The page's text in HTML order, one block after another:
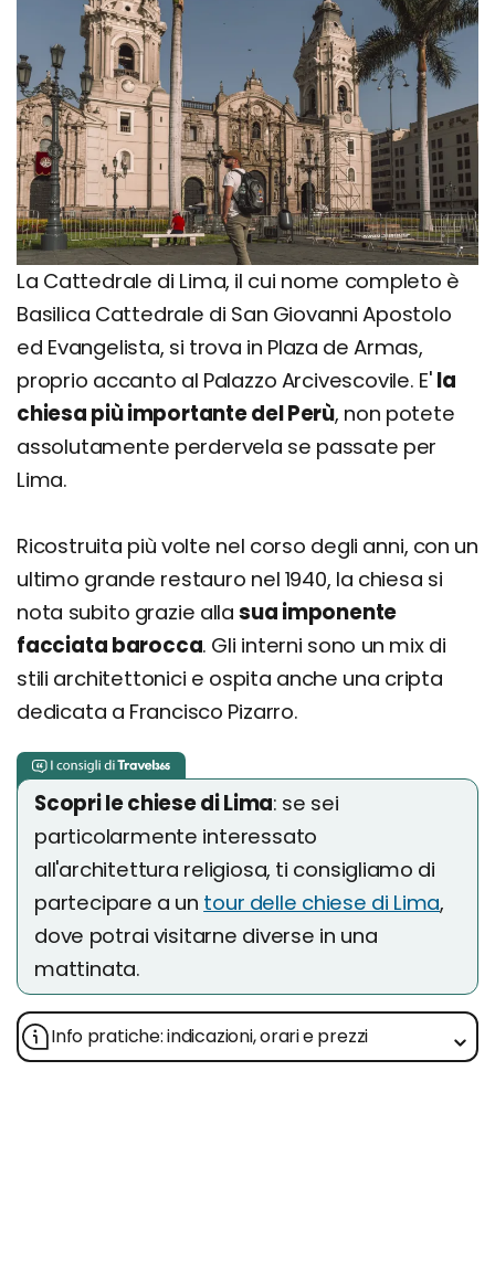
La Cattedrale di Lima, il cui nome completo è
Basilica Cattedrale di San Giovanni Apostolo
ed Evangelista, si trova in Plaza de Armas,
proprio accanto al Palazzo Arcivescovile. E' la
chiesa più importante del Perù, non potete
assolutamente perdervela se passate per
Lima.
Ricostruita più volte nel corso degli anni, con un
ultimo grande restauro nel 1940, la chiesa si
nota subito grazie allasua imponente
facciata barocca. Gli interni sono un mix di
stili architettonici e ospita anche una cripta
dedicata a Francisco Pizarro.
Scopri le chiese di Lima: se sei
particolarmente interessato
all'architettura religiosa, ti consigliamo di
partecipare a un tour delle chiese di Lima,
dove potrai visitarne diverse in una
mattinata.
Info pratiche: indicazioni, orari e prezzi